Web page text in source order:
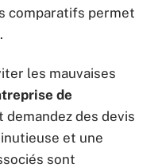
comparatifs permet
les mauvaises
de
demandez des devis
et une
sont